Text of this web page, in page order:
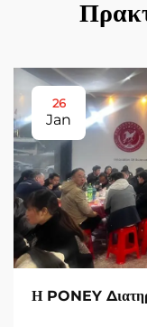
26
Jan
Η PONEY